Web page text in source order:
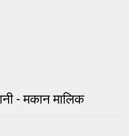
- मकान मालिक